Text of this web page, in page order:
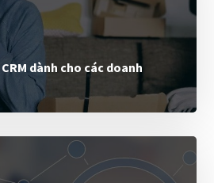
dành cho các doanh